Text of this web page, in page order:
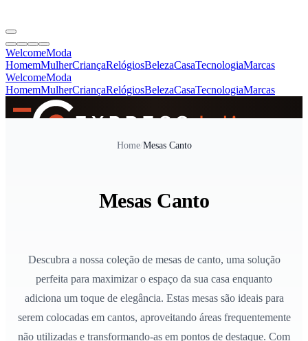
WelcomeModa
HomemMulherCriançaRelógiosBelezaCasaTecnologiaMarcas
WelcomeModa
HomemMulherCriançaRelógiosBelezaCasaTecnologiaMarcas
Home/Mesas Canto
Mesas Canto
Descubra a nossa coleção de mesas de canto, uma solução
perfeita para maximizar o espaço da sua casa enquanto
adiciona um toque de elegância. Estas mesas são ideais para
serem colocadas em cantos, aproveitando áreas frequentemente
não utilizadas e transformando-as em pontos de destaque. Com